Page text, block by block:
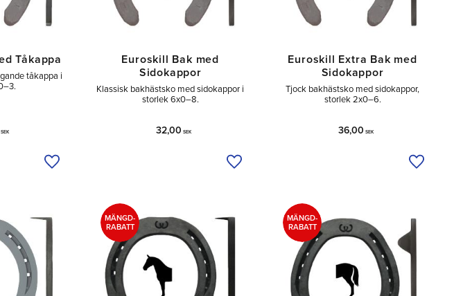
Tåkappa
tåkappa i
SEK
Lägg till i önskelista
Euroskill Bak med
Sidokappor
Klassisk bakhästsko med sidokappor i
storlek 6x0–8.
32,00 SEK
Lägg till i önskelista
Euroskill Extra Bak med
Sidokappor
Tjock bakhästsko med sidokappor,
storlek 2x0–6.
36,00 SEK
Lägg
MÄNGD-
RABATT
MÄNGD-
RABATT